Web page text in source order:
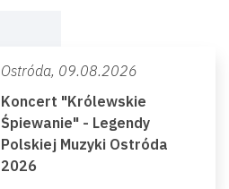
Ostróda, 09.08.2026
Koncert "Królewskie
Śpiewanie" - Legendy
Polskiej Muzyki Ostróda
2026